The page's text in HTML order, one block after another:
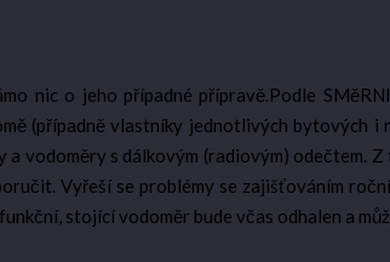
nic o jeho případné přípravě.Podle
(případně vlastníky jednotlivých
vodoměry s dálkovým (radiovým) odečtem.
Vyřeší se problémy se zajišťováním
stojící vodoměr bude včas odhalen a